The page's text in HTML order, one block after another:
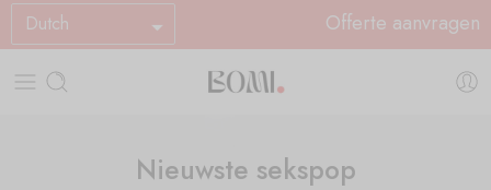
Dutch Offerte aanvragen
Nieuwste sekspop